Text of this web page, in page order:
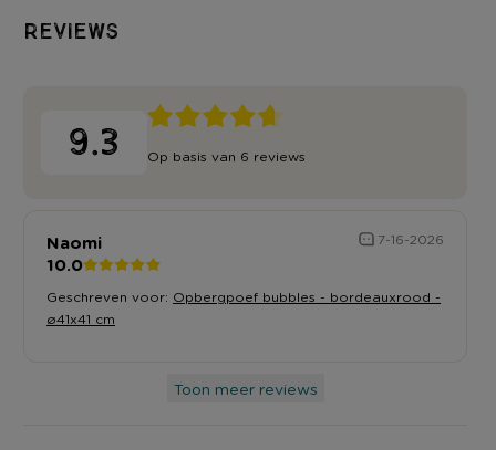
Reviews
9.3 Op basis van 6 reviews
Naomi 7-16-2026
10.0
Geschreven voor: Opbergpoef bubbles - bordeauxrood -
ø41x41 cm
Toon meer reviews